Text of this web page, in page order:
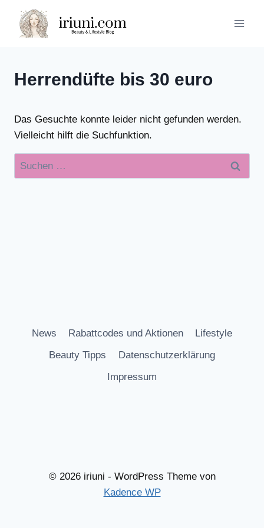
Inhalt
springen
Herrendüfte bis 30 euro
Das Gesuchte konnte leider nicht gefunden werden.
Vielleicht hilft die Suchfunktion.
Suchen
nach:
News Rabattcodes und Aktionen
Lifestyle
Beauty Tipps
Datenschutzerklärung
Impressum
© 2026 iriuni - WordPress Theme von
Kadence WP